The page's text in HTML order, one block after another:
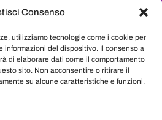
Consenso
utilizziamo tecnologie come i cookie per
informazioni del dispositivo. Il consenso a
di elaborare dati come il comportamento
sito. Non acconsentire o ritirare il
su alcune caratteristiche e funzioni.
sui maggiori social
aggiornata su tutte le